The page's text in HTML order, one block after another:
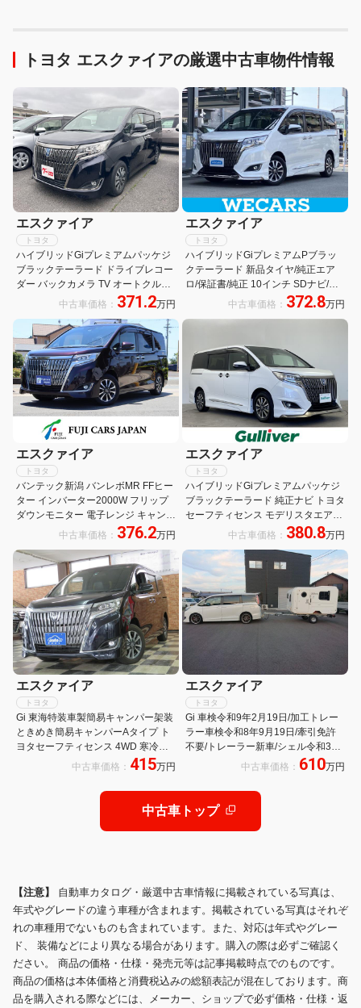
トヨタ エスクァイアの厳選中古車物件情報
エスクァイア
トヨタ
ハイブリッドGiプレミアムパッケジ
ブラックテーラード ドライブレコー
ダー バックカメラ TV オートクルー
ズコントロール レーンアシスト 衝突
被害軽減システム 両側電動スライド
ドア オートマチックハイビーム オー
トライト
中古車価格： 371.2万円
エスクァイア
トヨタ
ハイブリッドGiプレミアムPブラッ
クテーラード 新品タイヤ/純正エア
ロ/保証書/純正 10インチ SDナビ/衝
突安全装置/両側電動スライドドア/シ
ートヒーター/車線逸脱防止支援シス
中古車価格： 372.8万円
エスクァイア
トヨタ
バンテック新潟 バンレボMR FFヒー
ター インバーター2000W フリップ
ダウンモニター 電子レンジ キャンピ
中古車価格： 376.2万円
エスクァイア
トヨタ
ハイブリッドGiプレミアムパッケジ
ブラックテーラード 純正ナビ トヨタ
セーフティセンス モデリスタエアロ
クルーズコントロール バックカメラ
ダー 純正フロアマット ハーフレザー
シート 前席シートヒーター 両側パワ
スラ
中古車価格： 380.8万円
エスクァイア
トヨタ
Gi 東海特装車製簡易キャンパー架装
ときめき簡易キャンパーAタイプ ト
ヨタセーフティセンス 4WD 寒冷地
仕様 シンク インバーター容量アップ
AC100V1500W LED照明 修復歴無
中古車価格： 415万円
エスクァイア
トヨタ
Gi 車検令和9年2月19日/加工トレー
ラー車検令和8年9月19日/牽引免許
不要/トレーラー新車/シェル令和3年
製造/令和6年式/車両総重量670kg/長
中古車価格： 610万円
中古車トップ
【注意】 自動車カタログ・厳選中古車情報に掲載されている写真は、
年式やグレードの違う車種が含まれます。掲載されている写真はそれぞ
れの車種用でないものも含まれています。また、対応は年式やグレー
ド、 装備などにより異なる場合があります。購入の際は必ずご確認く
ださい。 商品の価格・仕様・発売元等は記事掲載時点でのものです。
商品の価格は本体価格と消費税込みの総額表記が混在しております。商
品を購入される際などには、メーカー、ショップで必ず価格・仕様・返